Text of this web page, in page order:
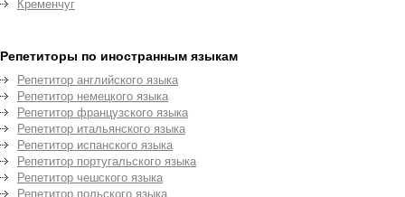
Кременчуг
Репетиторы по иностранным языкам
Репетитор английского языка
Репетитор немецкого языка
Репетитор французского языка
Репетитор итальянского языка
Репетитор испанского языка
Репетитор португальского языка
Репетитор чешского языка
Репетитор польского языка